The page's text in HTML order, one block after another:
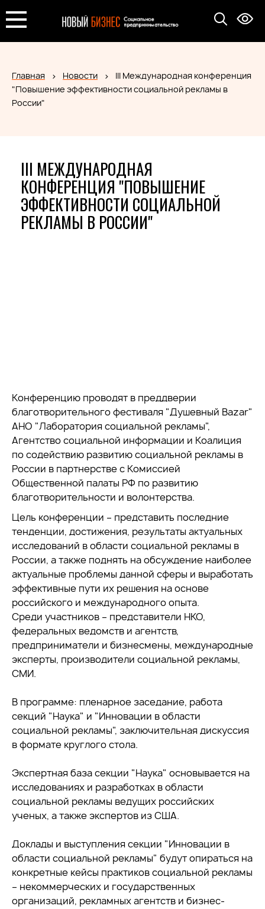
Главная Новости
III Международная конференция
"Повышение эффективности социальной рекламы в
России"
III МЕЖДУНАРОДНАЯ
КОНФЕРЕНЦИЯ "ПОВЫШЕНИЕ
ЭФФЕКТИВНОСТИ СОЦИАЛЬНОЙ
РЕКЛАМЫ В РОССИИ"
Конференцию проводят в преддверии
благотворительного фестиваля "Душевный Bazar"
АНО "Лаборатория социальной рекламы",
Агентство социальной информации и Коалиция
по содействию развитию социальной рекламы в
России в партнерстве с Комиссией
Общественной палаты РФ по развитию
благотворительности и волонтерства.
Цель конференции – представить последние
тенденции, достижения, результаты актуальных
исследований в области социальной рекламы в
России, а также поднять на обсуждение наиболее
актуальные проблемы данной сферы и выработать
эффективные пути их решения на основе
российского и международного опыта.
Среди участников – представители НКО,
федеральных ведомств и агентств,
предприниматели и бизнесмены, международные
эксперты, производители социальной рекламы,
СМИ.
В программе: пленарное заседание, работа
секций "Наука" и "Инновации в области
социальной рекламы", заключительная дискуссия
в формате круглого стола.
Экспертная база секции "Наука" основывается на
исследованиях и разработках в области
социальной рекламы ведущих российских
ученых, а также экспертов из США.
Доклады и выступления секции "Инновации в
области социальной рекламы" будут опираться на
конкретные кейсы практиков социальной рекламы
– некоммерческих и государственных
организаций, рекламных агентств и бизнес-